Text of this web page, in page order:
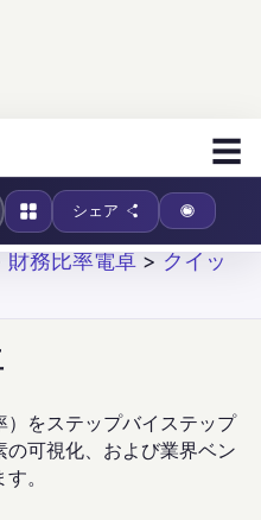
☰
シェア
財務比率電卓 > クイッ
）をステップバイステップ
可視化、および業界ベン
。